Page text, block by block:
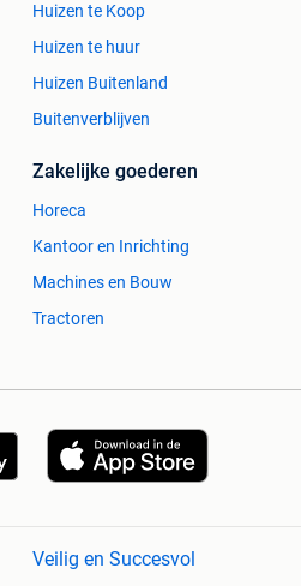
Huizen te Koop
Huizen te huur
Huizen Buitenland
Buitenverblijven
Zakelijke goederen
Horeca
Kantoor en Inrichting
Machines en Bouw
Tractoren
Veilig en Succesvol